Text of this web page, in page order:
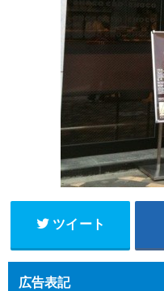
ツイート
広告表記